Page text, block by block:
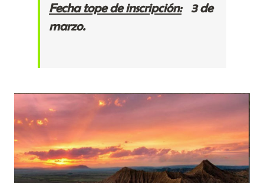
Fecha tope de inscripción:
3 de
marzo.